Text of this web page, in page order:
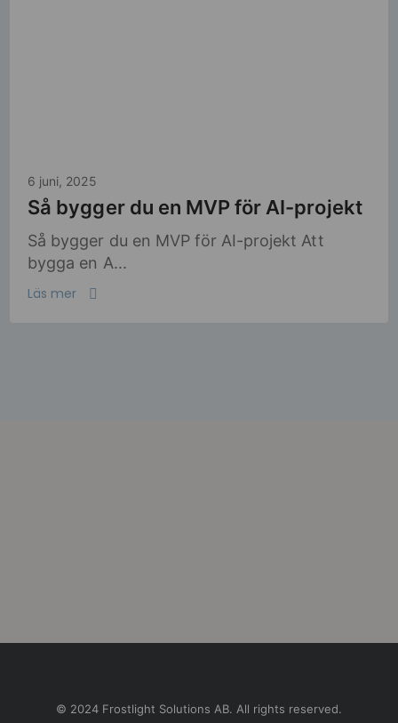
6 juni, 2025
Så bygger du en MVP för AI-projekt
Så bygger du en MVP för AI-projekt Att
bygga en A...
Läs mer
© 2024 Frostlight Solutions AB. All rights reserved.